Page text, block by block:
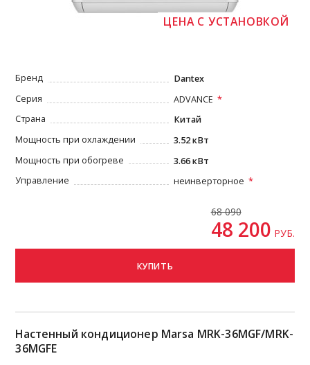
ЦЕНА С УСТАНОВКОЙ
Бренд
Dantex
Серия
ADVANCE
Страна
Китай
Мощность при охлаждении
3.52 кВт
Мощность при обогреве
3.66 кВт
Управление
неинверторное
68 090
48 200 РУБ.
КУПИТЬ
Настенный кондиционер Marsa MRK-36MGF/MRK-
36MGFE